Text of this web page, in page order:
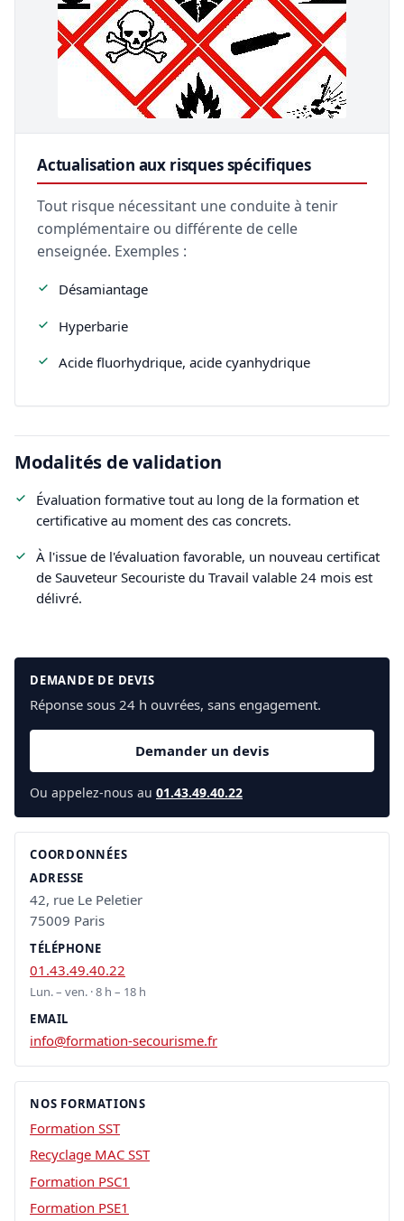
Actualisation aux risques spécifiques
Tout risque nécessitant une conduite à tenir
complémentaire ou différente de celle
enseignée. Exemples :
Désamiantage
Hyperbarie
Acide fluorhydrique, acide cyanhydrique
Modalités de validation
Évaluation formative tout au long de la formation et
certificative au moment des cas concrets.
À l'issue de l'évaluation favorable, un nouveau certificat
de Sauveteur Secouriste du Travail valable 24 mois est
délivré.
DEMANDE DE DEVIS
Réponse sous 24 h ouvrées, sans engagement.
Demander un devis
Ou appelez-nous au 01.43.49.40.22
COORDONNÉES
ADRESSE
42, rue Le Peletier
75009 Paris
TÉLÉPHONE
01.43.49.40.22
Lun. – ven. · 8 h – 18 h
EMAIL
info@formation-secourisme.fr
NOS FORMATIONS
Formation SST
Recyclage MAC SST
Formation PSC1
Formation PSE1